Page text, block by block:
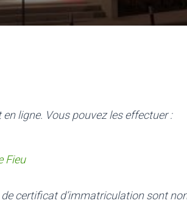
ligne. Vous pouvez les effectuer :
Fieu
certificat d’immatriculation sont